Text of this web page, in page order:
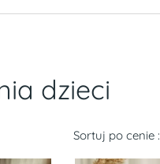
dzieci
Sortuj po cenie :